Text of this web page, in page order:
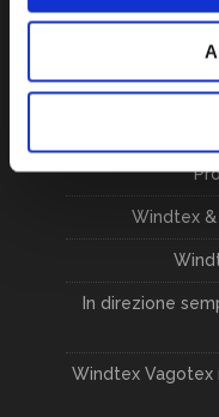
Windtex
Windtex a ISPO
Windtex
In direzione
Windtex Vagotex